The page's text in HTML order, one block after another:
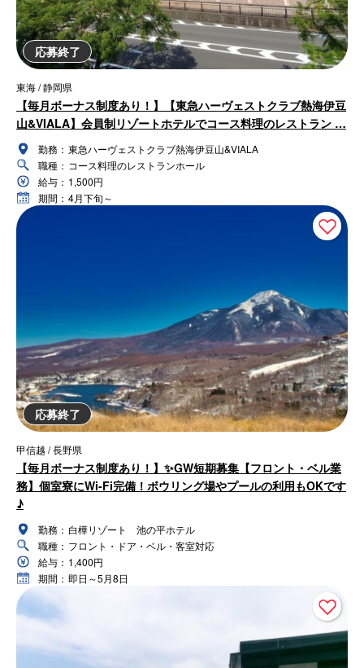
応募終了
東海 / 静岡県
【毎月ボーナス制度あり！】【東急ハーヴェストクラブ熱海伊豆
山&VIALA】会員制リゾートホテルでコース料理のレストラン …
勤務： 東急ハーヴェストクラブ熱海伊豆山&VIALA
職種： コース料理のレストランホール
給与： 1,500円
期間： 4月下旬～
応募終了
甲信越 / 長野県
【毎月ボーナス制度あり！】✨GW短期募集【フロント・ベル業
務】個室寮にWi-Fi完備！ボウリング場やプールの利用もOKです
♪
勤務： 白樺リゾート 池の平ホテル
職種： フロント・ドア・ベル・客室対応
給与： 1,400円
期間： 即日～5月8日